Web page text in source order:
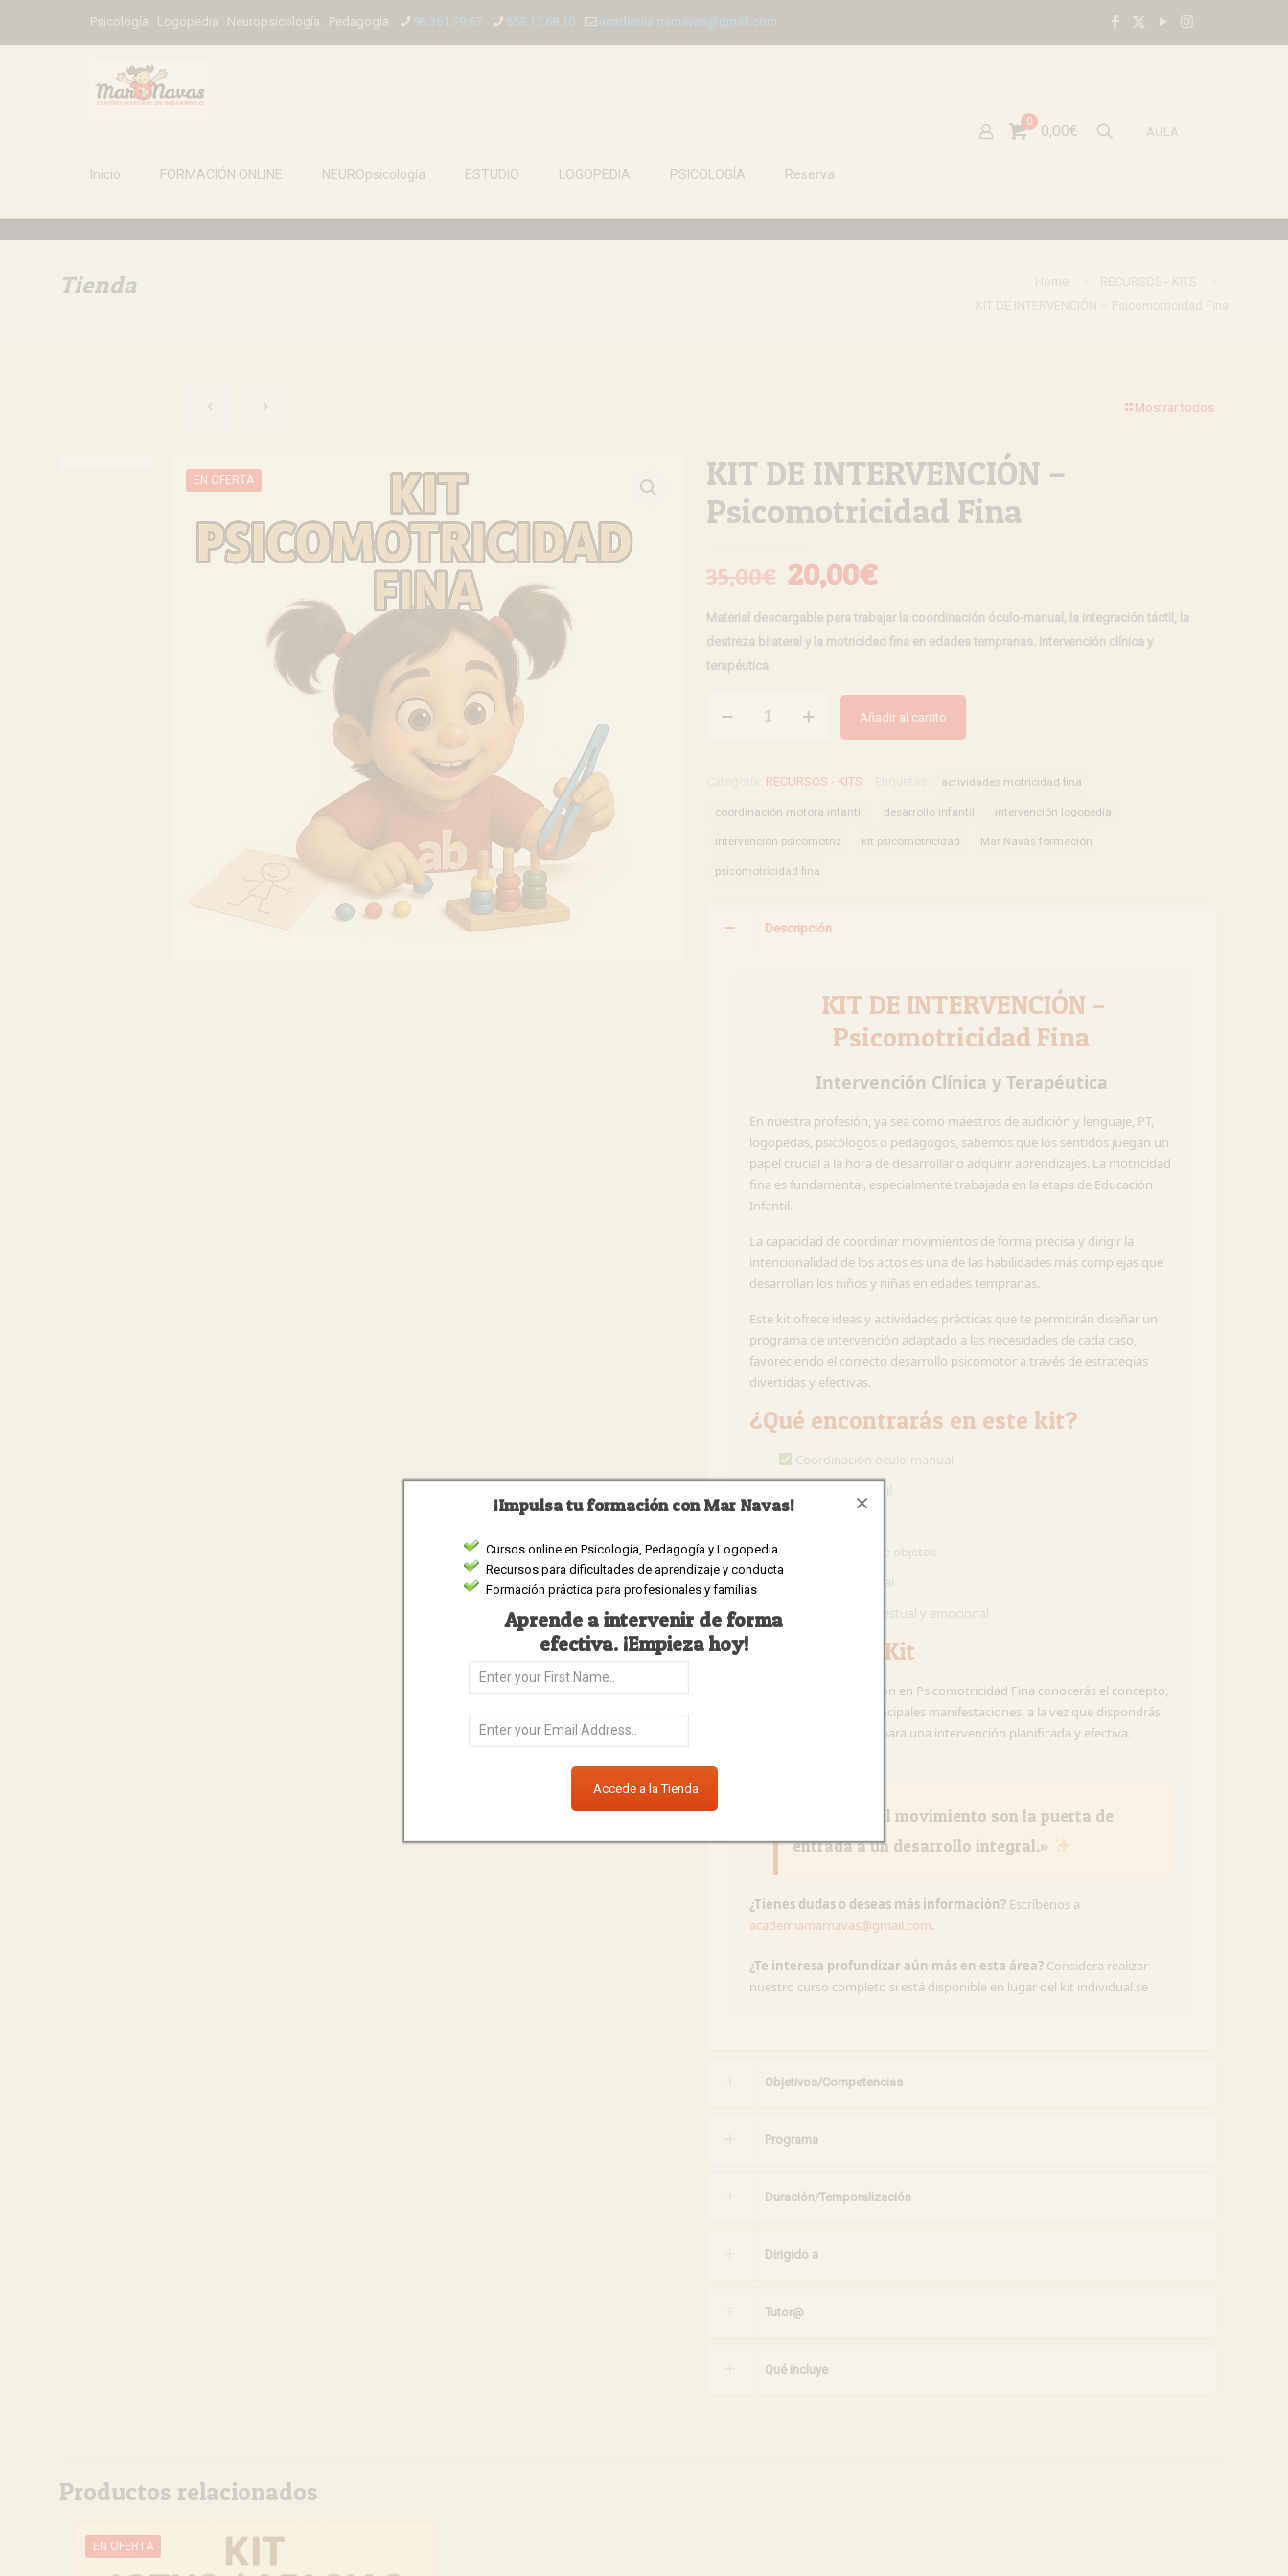
¡Impulsa tu formación con Mar Navas!
Cursos online en Psicología, Pedagogía y Logopedia
Recursos para dificultades de aprendizaje y conducta
Formación práctica para profesionales y familias
Aprende a intervenir de forma
efectiva. ¡Empieza hoy!
×
Psicología . Logopedia . Neuropsicología . Pedagogía 96.361.79.67 653.17.68.10 academiamarnavas@gmail.com
Inicio FORMACIÓN ONLINE NEUROpsicología ESTUDIO LOGOPEDIA PSICOLOGÍA Reserva
0
0,00€ AULA
Tienda Home
RECURSOS - KITS
KIT DE INTERVENCIÓN – Psicomotricidad Fina
Mostrar todos
EN OFERTA
KIT DE INTERVENCIÓN –
Psicomotricidad Fina
35,00€ El
original
era:
35,00€.
20,00€El
actual
20,00€.
Material descargable para trabajar la coordinación óculo-manual, la integración táctil, la
destreza bilateral y la motricidad fina en edades tempranas. Intervención clínica y
terapéutica.
cantidad
Añadir al carrito
RECURSOS - KITS actividades motricidad fina
coordinación motora infantil desarrollo infantil intervención logopedia
intervención psicomotriz kit psicomotricidad Mar Navas formación
psicomotricidad fina
Descripción
️ KIT DE INTERVENCIÓN –
Psicomotricidad Fina
Intervención Clínica y Terapéutica
En nuestra profesión, ya sea como maestros de audición y lenguaje, PT,
logopedas, psicólogos o pedagogos, sabemos que los sentidos juegan un
papel crucial a la hora de desarrollar o adquirir aprendizajes. La motricidad
fina es fundamental, especialmente trabajada en la etapa de Educación
Infantil.
La capacidad de coordinar movimientos de forma precisa y dirigir la
intencionalidad de los actos es una de las habilidades más complejas que
desarrollan los niños y niñas en edades tempranas.
Este kit ofrece ideas y actividades prácticas que te permitirán diseñar un
programa de intervención adaptado a las necesidades de cada caso,
favoreciendo el correcto desarrollo psicomotor a través de estrategias
divertidas y efectivas.
¿Qué encontrarás en este kit?
Coordinación óculo-manual
Integración táctil
Manipulación de objetos
Destreza bilateral
Coordinación gestual y emocional
Objetivo del Kit
Con el Kit de Intervención en Psicomotricidad Fina conocerás el concepto,
sus características y principales manifestaciones, a la vez que dispondrás
de recursos materiales para una intervención planificada y efectiva.
«El juego y el movimiento son la puerta de
entrada a un desarrollo integral.»
¿Tienes dudas o deseas más información? Escríbenos a
academiamarnavas@gmail.com.
¿Te interesa profundizar aún más en esta área? Considera realizar
nuestro curso completo si está disponible en lugar del kit individual.se
Objetivos/Competencias
Programa
Duración/Temporalización
Dirigido a
Tutor@
Qué incluye
Productos relacionados
EN OFERTA